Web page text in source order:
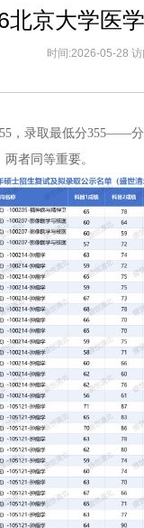
京大学医
时间:2026-05-28
，录取最低分355——
者同等重要。